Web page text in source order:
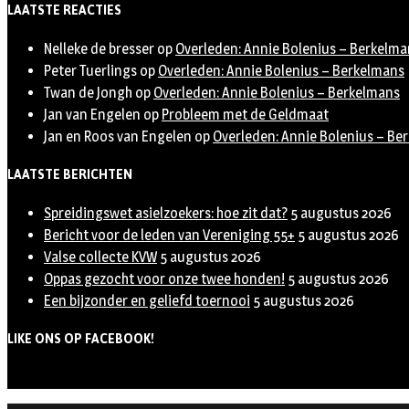
LAATSTE REACTIES
Nelleke de bresser op Overleden: Annie Bolenius –
Peter Tuerlings op Overleden: Annie Bolenius – Berkelmans
Twan de Jongh op Overleden: Annie Bolenius – Berkelmans
Jan van Engelen op Probleem met de Geldmaat
Jan en Roos van Engelen op Overleden: Annie Bolenius –
LAATSTE BERICHTEN
Spreidingswet asielzoekers: hoe zit dat? 5 augustus 2026
Bericht voor de leden van Vereniging 55+ 5 augustus 2026
Valse collecte KVW 5 augustus 2026
Oppas gezocht voor onze twee honden! 5 augustus 2026
Een bijzonder en geliefd toernooi 5 augustus 2026
LIKE ONS OP FACEBOOK!